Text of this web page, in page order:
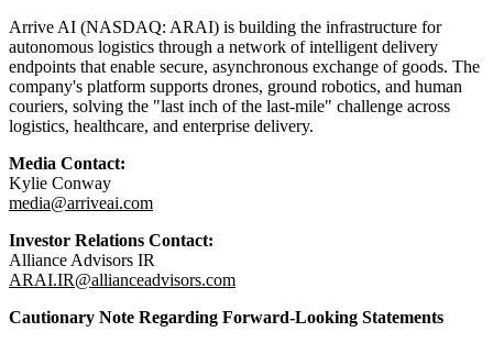
Arrive AI (NASDAQ: ARAI) is building the infrastructure for
autonomous logistics through a network of intelligent delivery
endpoints that enable secure, asynchronous exchange of goods. The
company's platform supports drones, ground robotics, and human
couriers, solving the "last inch of the last-mile" challenge across
logistics, healthcare, and enterprise delivery.
Media Contact:
Kylie Conway
media@arriveai.com
Investor Relations Contact:
Alliance Advisors IR
ARAI.IR@allianceadvisors.com
Cautionary Note Regarding Forward-Looking Statements